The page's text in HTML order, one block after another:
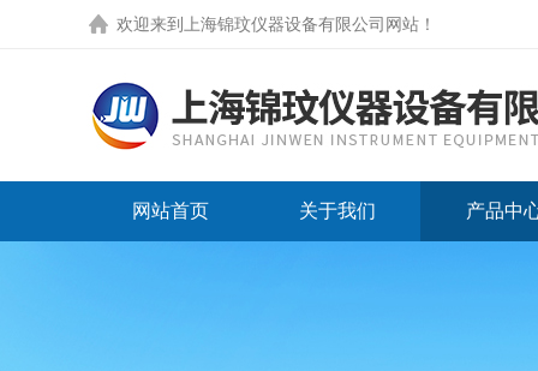
欢迎来到 上海锦玟仪器设备有限公司网站 ！
网站首页 关于我们 产品中